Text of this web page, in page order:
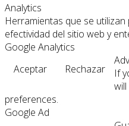
Analytics
Herramientas que se
efectividad del sitio web y
Google Analytics
Aceptar
Rechazar
If
preferences.
Google Ad